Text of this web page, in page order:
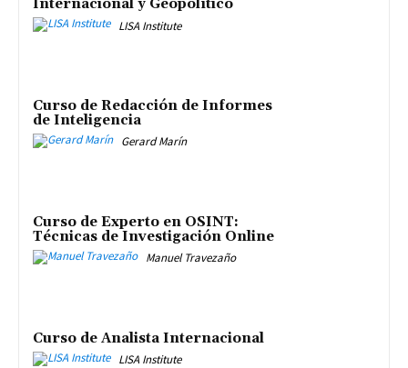
Internacional y Geopolítico
LISA Institute
Curso de Redacción de Informes
de Inteligencia
Gerard Marín
Curso de Experto en OSINT:
Técnicas de Investigación Online
Manuel Travezaño
Curso de Analista Internacional
LISA Institute